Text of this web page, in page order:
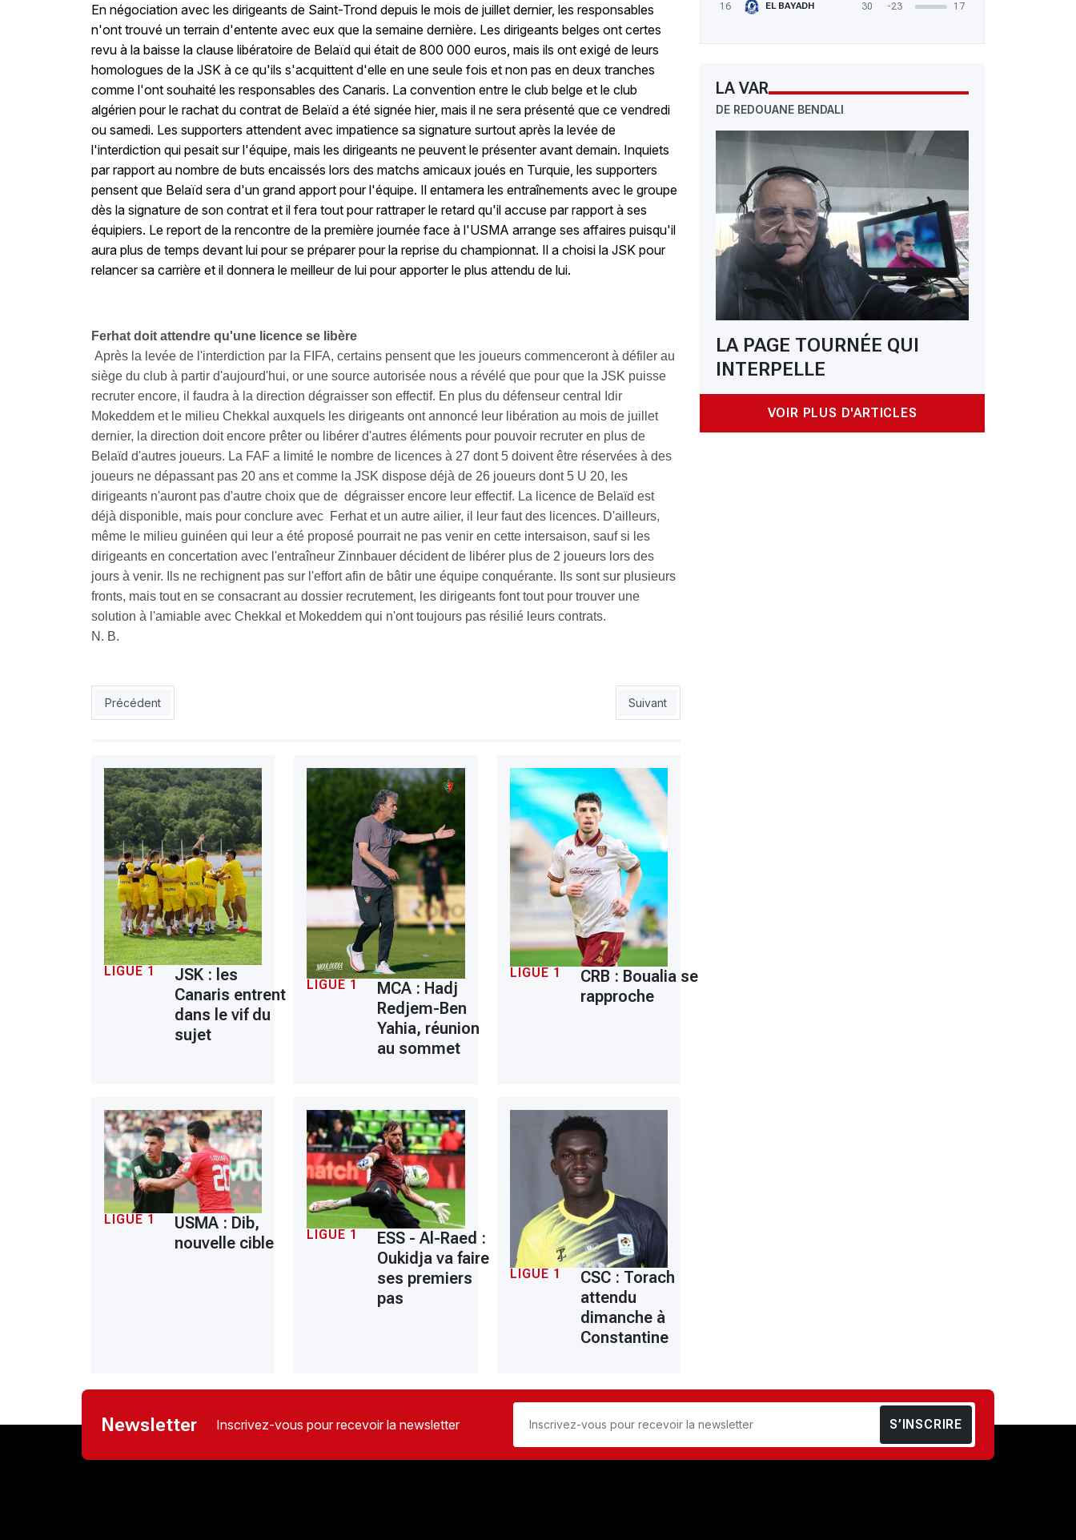
16
EL BAYADH 30 -23 17
LA VAR
DE REDOUANE BENDALI
LA PAGE TOURNÉE QUI
INTERPELLE
VOIR PLUS D'ARTICLES
En négociation avec les dirigeants de Saint-Trond depuis le mois de juillet dernier, les responsables
n'ont trouvé un terrain d'entente avec eux que la semaine dernière. Les dirigeants belges ont certes
revu à la baisse la clause libératoire de Belaïd qui était de 800 000 euros, mais ils ont exigé de leurs
homologues de la JSK à ce qu'ils s'acquittent d'elle en une seule fois et non pas en deux tranches
comme l'ont souhaité les responsables des Canaris. La convention entre le club belge et le club
algérien pour le rachat du contrat de Belaïd a été signée hier, mais il ne sera présenté que ce vendredi
ou samedi. Les supporters attendent avec impatience sa signature surtout après la levée de
l'interdiction qui pesait sur l'équipe, mais les dirigeants ne peuvent le présenter avant demain. Inquiets
par rapport au nombre de buts encaissés lors des matchs amicaux joués en Turquie, les supporters
pensent que Belaïd sera d'un grand apport pour l'équipe. Il entamera les entraînements avec le groupe
dès la signature de son contrat et il fera tout pour rattraper le retard qu'il accuse par rapport à ses
équipiers. Le report de la rencontre de la première journée face à l'USMA arrange ses affaires puisqu'il
aura plus de temps devant lui pour se préparer pour la reprise du championnat. Il a choisi la JSK pour
relancer sa carrière et il donnera le meilleur de lui pour apporter le plus attendu de lui.
Ferhat doit attendre qu'une licence se libère
Après la levée de l'interdiction par la FIFA, certains pensent que les joueurs commenceront à défiler au
siège du club à partir d'aujourd'hui, or une source autorisée nous a révélé que pour que la JSK puisse
recruter encore, il faudra à la direction dégraisser son effectif. En plus du défenseur central Idir
Mokeddem et le milieu Chekkal auxquels les dirigeants ont annoncé leur libération au mois de juillet
dernier, la direction doit encore prêter ou libérer d'autres éléments pour pouvoir recruter en plus de
Belaïd d'autres joueurs. La FAF a limité le nombre de licences à 27 dont 5 doivent être réservées à des
joueurs ne dépassant pas 20 ans et comme la JSK dispose déjà de 26 joueurs dont 5 U 20, les
dirigeants n'auront pas d'autre choix que de dégraisser encore leur effectif. La licence de Belaïd est
déjà disponible, mais pour conclure avec Ferhat et un autre ailier, il leur faut des licences. D'ailleurs,
même le milieu guinéen qui leur a été proposé pourrait ne pas venir en cette intersaison, sauf si les
dirigeants en concertation avec l'entraîneur Zinnbauer décident de libérer plus de 2 joueurs lors des
jours à venir. Ils ne rechignent pas sur l'effort afin de bâtir une équipe conquérante. Ils sont sur plusieurs
fronts, mais tout en se consacrant au dossier recrutement, les dirigeants font tout pour trouver une
solution à l'amiable avec Chekkal et Mokeddem qui n'ont toujours pas résilié leurs contrats.
N. B.
Article précédent : Ligue 1 Mobilis : débuts rêvés pour Rouissat parmi l’élite
Précédent Article suivant : MCA : Mokwena réclame un milieu relayeur
Suivant
LIGUE 1
JSK : les
Canaris entrent
dans le vif du
sujet
LIGUE 1
MCA : Hadj
Redjem-Ben
Yahia, réunion
au sommet
LIGUE 1
CRB : Boualia se
rapproche
LIGUE 1
USMA : Dib,
nouvelle cible
LIGUE 1
ESS - Al-Raed :
Oukidja va faire
ses premiers
pas
LIGUE 1
CSC : Torach
attendu
dimanche à
Constantine
Newsletter Inscrivez-vous pour recevoir la newsletter S’INSCRIRE